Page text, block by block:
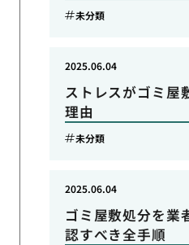
未分類
ストレスがゴミ屋
理由
2025.06.04
未分類
ゴミ屋敷処分を業
認すべき全手順
2025.06.04